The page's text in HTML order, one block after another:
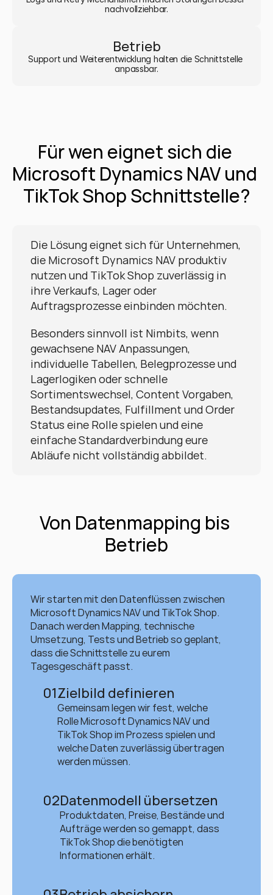
nachvollziehbar.
Betrieb
Support und Weiterentwicklung halten die Schnittstelle
anpassbar.
Für wen eignet sich die
Microsoft Dynamics NAV und
TikTok Shop Schnittstelle?
Die Lösung eignet sich für Unternehmen,
die Microsoft Dynamics NAV produktiv
nutzen und TikTok Shop zuverlässig in
ihre Verkaufs, Lager oder
Auftragsprozesse einbinden möchten.
Besonders sinnvoll ist Nimbits, wenn
gewachsene NAV Anpassungen,
individuelle Tabellen, Belegprozesse und
Lagerlogiken oder schnelle
Sortimentswechsel, Content Vorgaben,
Bestandsupdates, Fulfillment und Order
Status eine Rolle spielen und eine
einfache Standardverbindung eure
Abläufe nicht vollständig abbildet.
Von Datenmapping bis
Betrieb
Wir starten mit den Datenflüssen zwischen
Microsoft Dynamics NAV und TikTok Shop.
Danach werden Mapping, technische
Umsetzung, Tests und Betrieb so geplant,
dass die Schnittstelle zu eurem
Tagesgeschäft passt.
01Zielbild definieren
Gemeinsam legen wir fest, welche
Rolle Microsoft Dynamics NAV und
TikTok Shop im Prozess spielen und
welche Daten zuverlässig übertragen
werden müssen.
02Datenmodell übersetzen
Produktdaten, Preise, Bestände und
Aufträge werden so gemappt, dass
TikTok Shop die benötigten
Informationen erhält.